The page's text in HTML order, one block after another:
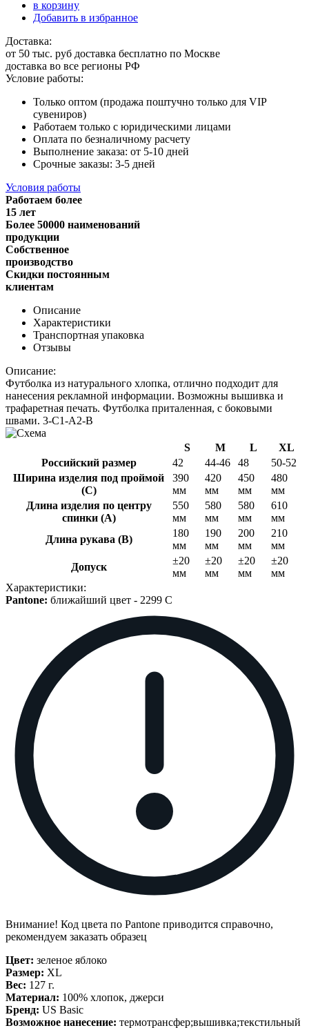
в корзину
Добавить в избранное
Доставка:
от 50 тыс. руб доставка бесплатно по Москве
доставка во все регионы РФ
Условие работы:
Только оптом (продажа поштучно только для VIP
сувениров)
Работаем только с юридическими лицами
Оплата по безналичному расчету
Выполнение заказа: от 5-10 дней
Срочные заказы: 3-5 дней
Условия работы
Работаем более
15 лет
Более 50000 наименований
продукции
Собственное
производство
Скидки постоянным
клиентам
Описание
Характеристики
Транспортная упаковка
Отзывы
Описание:
Футболка из натурального хлопка, отлично подходит для
нанесения рекламной информации. Возможны вышивка и
трафаретная печать. Футболка приталенная, с боковыми
швами. 3-C1-A2-B
S M L
XL
Российский размер
42 44-46 48
50-52
Ширина изделия под проймой
(С)
390
мм
420
мм
450
мм
480
мм
Длина изделия по центру
спинки (A)
550
мм
580
мм
580
мм
610
мм
Длина рукава (B)
180
мм
190
мм
200
мм
210
мм
Допуск
±20
мм
±20
мм
±20
мм
±20
мм
Характеристики:
Pantone: ближайший цвет - 2299 C
Внимание! Код цвета по Pantone приводится справочно,
рекомендуем заказать образец
Цвет: зеленое яблоко
Размер: XL
Вес: 127 г.
Материал: 100% хлопок, джерси
Бренд: US Basic
Возможное нанесение: термотрансфер;вышивка;текстильный